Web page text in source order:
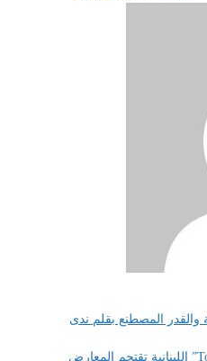
المصطنع بقلم ندى
من بيروت إلى دبي…”Top Stop” اللبنانية تقتحم المعارض